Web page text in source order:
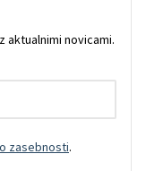
aktualnimi novicami.
zasebnosti.